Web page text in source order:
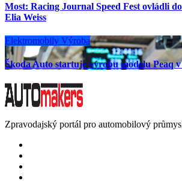
Most: Racing Journal Speed Fest ovládli
Elia Weiss
Elektromobily Výroba
Škoda Auto startuje výrobu modelu Peaq
Zpravodajský portál pro automobilový